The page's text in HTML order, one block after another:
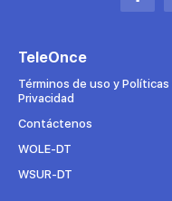
Abrir
TeleOnce
Términos de uso y Políticas
Privacidad
Contáctenos
WOLE-DT
WSUR-DT